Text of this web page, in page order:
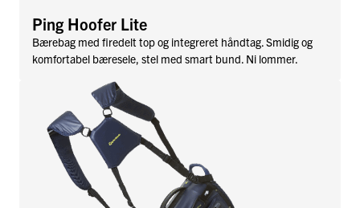
Ping Hoofer Lite
Bærebag med firedelt top og integreret håndtag. Smidig og
komfortabel bæresele, stel med smart bund. Ni lommer.